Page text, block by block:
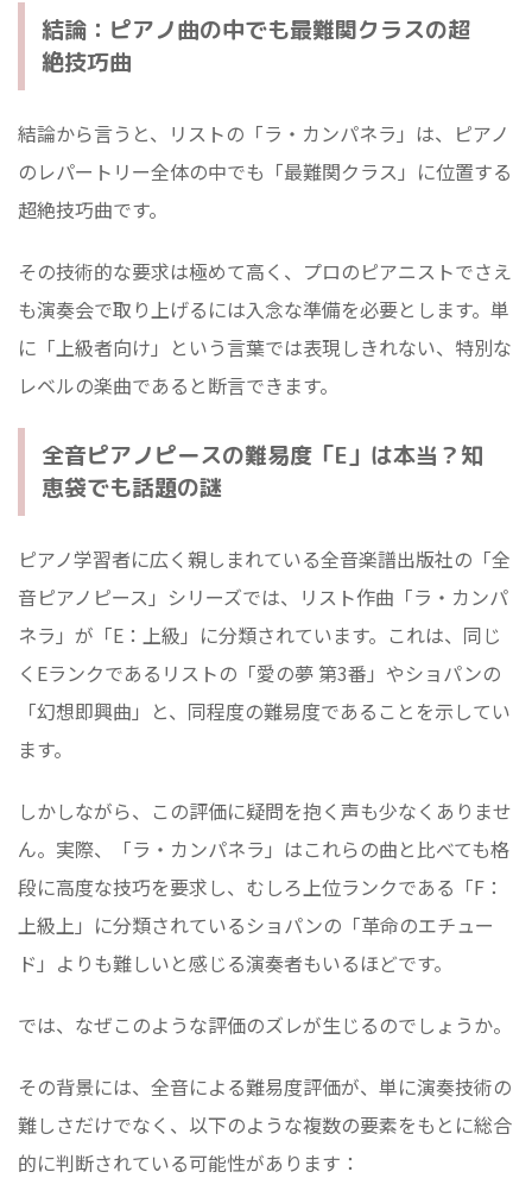
結論：ピアノ曲の中でも最難関クラスの超
絶技巧曲
結論から言うと、リストの「ラ・カンパネラ」は、ピアノ
のレパートリー全体の中でも「最難関クラス」に位置する
超絶技巧曲です。
その技術的な要求は極めて高く、プロのピアニストでさえ
も演奏会で取り上げるには入念な準備を必要とします。単
に「上級者向け」という言葉では表現しきれない、特別な
レベルの楽曲であると断言できます。
全音ピアノピースの難易度「E」は本当？知
恵袋でも話題の謎
ピアノ学習者に広く親しまれている全音楽譜出版社の「全
音ピアノピース」シリーズでは、リスト作曲「ラ・カンパ
ネラ」が「E：上級」に分類されています。これは、同じ
くEランクであるリストの「愛の夢 第3番」やショパンの
「幻想即興曲」と、同程度の難易度であることを示してい
ます。
しかしながら、この評価に疑問を抱く声も少なくありませ
ん。実際、「ラ・カンパネラ」はこれらの曲と比べても格
段に高度な技巧を要求し、むしろ上位ランクである「F：
上級上」に分類されているショパンの「革命のエチュー
ド」よりも難しいと感じる演奏者もいるほどです。
では、なぜこのような評価のズレが生じるのでしょうか。
その背景には、全音による難易度評価が、単に演奏技術の
難しさだけでなく、以下のような複数の要素をもとに総合
的に判断されている可能性があります：